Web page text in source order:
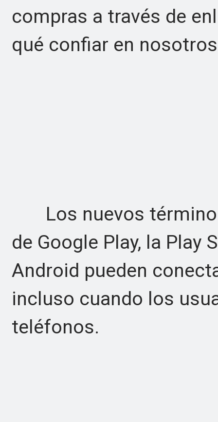
compras a través de
qué confiar en
Los nuevos
de Google Play, la Play
Android pueden
incluso cuando los
teléfonos.